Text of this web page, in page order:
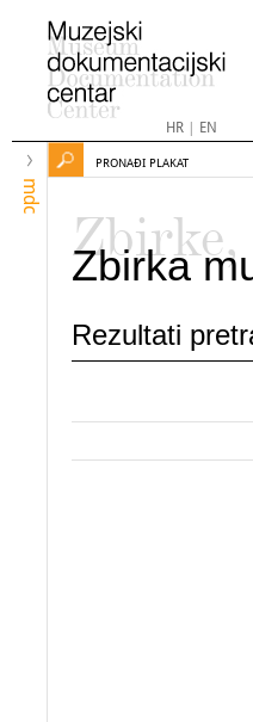
HR| EN
mdc
PRONAĐI PLAKAT
Zbirke,
Zbirka
Rezultati